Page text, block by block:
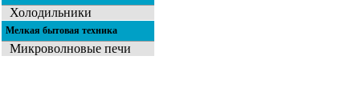
Холодильники
Мелкая бытовая техника
Микроволновые печи